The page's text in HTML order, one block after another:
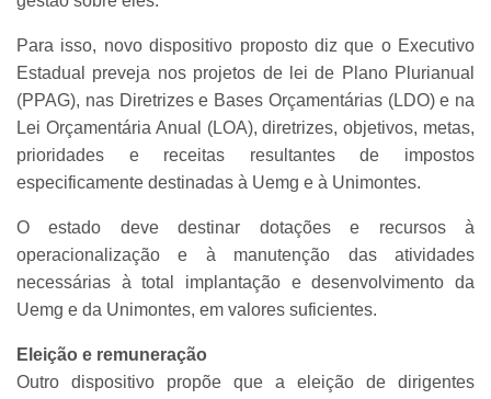
Para isso, novo dispositivo proposto diz que o Executivo
Estadual preveja nos projetos de lei de Plano Plurianual
(PPAG), nas Diretrizes e Bases Orçamentárias (LDO) e na
Lei Orçamentária Anual (LOA), diretrizes, objetivos, metas,
prioridades e receitas resultantes de impostos
especificamente destinadas à Uemg e à Unimontes.
O estado deve destinar dotações e recursos à
operacionalização e à manutenção das atividades
necessárias à total implantação e desenvolvimento da
Uemg e da Unimontes, em valores suficientes.
Eleição e remuneração
Outro dispositivo propõe que a eleição de dirigentes